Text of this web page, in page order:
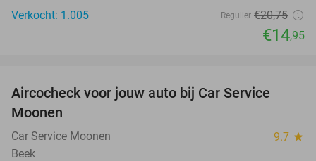
Verkocht: 1.005
Regulier €20,75
€14,95
Aircocheck voor jouw auto bij Car Service
Moonen
Car Service Moonen 9.7 star
Beek